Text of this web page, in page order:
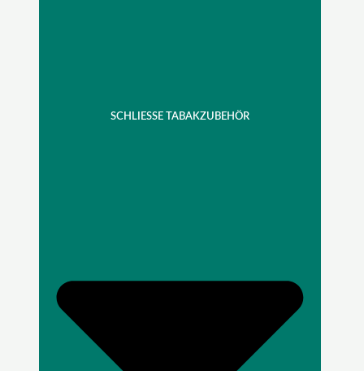
SCHLIESSE TABAKZUBEHÖR